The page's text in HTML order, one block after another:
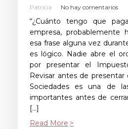
Patricia No hay comentarios
“¿Cuánto tengo que
empresa, probablemente
esa frase alguna vez
es lógico. Nadie abre el
por presentar el
Revisar antes de
Sociedades es una de
importantes antes de
[…]
Read More